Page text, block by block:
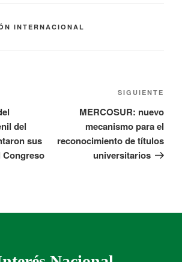
INTERNACIONAL
del
sus
Congreso
SIGUIENTE
MERCOSUR: nuevo
mecanismo para el
reconocimiento de títulos
universitarios